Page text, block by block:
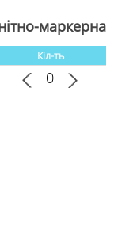
маркерна
Кіл-ть